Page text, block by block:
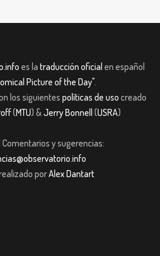
es la traducción oficial en español
Picture of the Day".
los siguientes políticas de uso creado
(MTU) &Jerry Bonnell (USRA)
| Comentarios y sugerencias:
porAlex Dantart